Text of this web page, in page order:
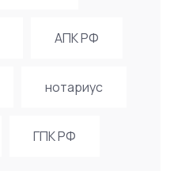
АПК РФ
нотариус
ГПК РФ